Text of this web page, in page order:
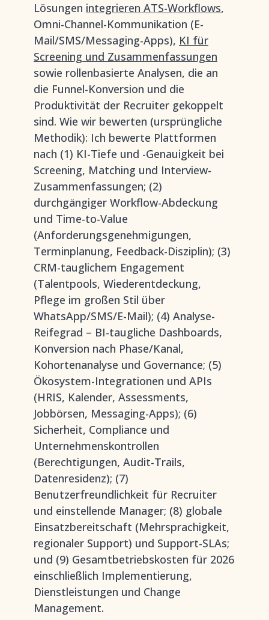
Lösungen integrieren ATS-Workflows,
Omni-Channel-Kommunikation (E-
Mail/SMS/Messaging-Apps), KI für
Screening und Zusammenfassungen
sowie rollenbasierte Analysen, die an
die Funnel-Konversion und die
Produktivität der Recruiter gekoppelt
sind. Wie wir bewerten (ursprüngliche
Methodik): Ich bewerte Plattformen
nach (1) KI-Tiefe und -Genauigkeit bei
Screening, Matching und Interview-
Zusammenfassungen; (2)
durchgängiger Workflow-Abdeckung
und Time-to-Value
(Anforderungsgenehmigungen,
Terminplanung, Feedback-Disziplin); (3)
CRM-tauglichem Engagement
(Talentpools, Wiederentdeckung,
Pflege im großen Stil über
WhatsApp/SMS/E-Mail); (4) Analyse-
Reifegrad – BI-taugliche Dashboards,
Konversion nach Phase/Kanal,
Kohortenanalyse und Governance; (5)
Ökosystem-Integrationen und APIs
(HRIS, Kalender, Assessments,
Jobbörsen, Messaging-Apps); (6)
Sicherheit, Compliance und
Unternehmenskontrollen
(Berechtigungen, Audit-Trails,
Datenresidenz); (7)
Benutzerfreundlichkeit für Recruiter
und einstellende Manager; (8) globale
Einsatzbereitschaft (Mehrsprachigkeit,
regionaler Support) und Support-SLAs;
und (9) Gesamtbetriebskosten für 2026
einschließlich Implementierung,
Dienstleistungen und Change
Management.